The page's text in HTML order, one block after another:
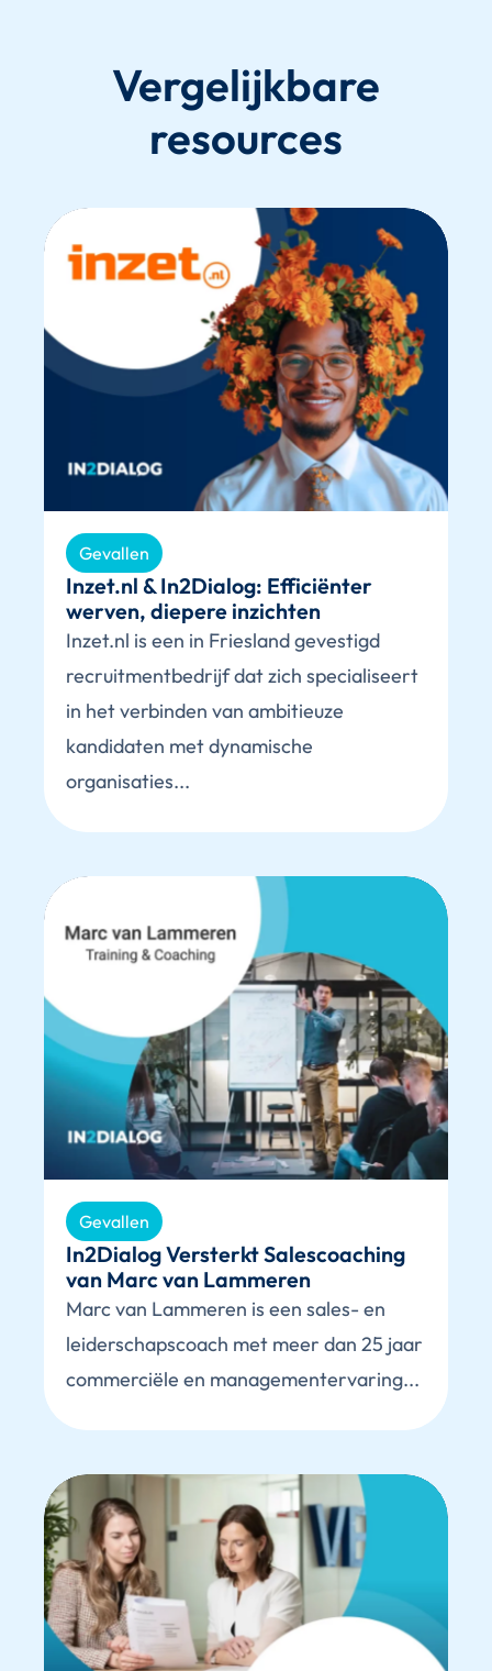
Vergelijkbare
resources
Gevallen
Inzet.nl & In2Dialog: Efficiënter
werven, diepere inzichten
Inzet.nl is een in Friesland gevestigd
recruitmentbedrijf dat zich specialiseert
in het verbinden van ambitieuze
kandidaten met dynamische
organisaties...
Gevallen
In2Dialog Versterkt Salescoaching
van Marc van Lammeren
Marc van Lammeren is een sales- en
leiderschapscoach met meer dan 25 jaar
commerciële en managementervaring...